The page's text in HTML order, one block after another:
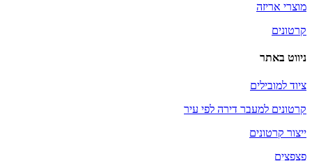
מוצרי אריזה
קרטונים
ניווט באתר
ציוד למובילים
קרטונים למעבר דירה לפי עיר
ייצור קרטונים
פצפצים